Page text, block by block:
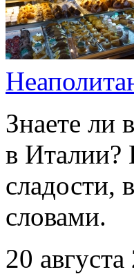
Знаете ли
в Италии?
сладости,
словами.
20